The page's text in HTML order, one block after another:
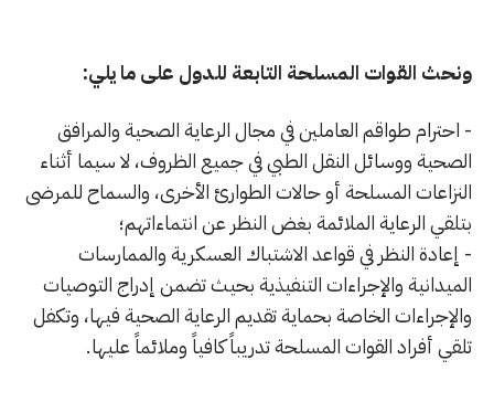
ونحث القوات المسلحة التابعة للدول على ما يلي:
- احترام طواقم العاملين في مجال الرعاية الصحية والمرافق
الصحية ووسائل النقل الطبي في جميع الظروف، لا سيما أثناء
النزاعات المسلحة أو حالات الطوارئ الأخرى، والسماح للمرضى
بتلقي الرعاية الملائمة بغض النظر عن انتماءاتهم؛
- إعادة النظر في قواعد الاشتباك العسكرية والممارسات
الميدانية والإجراءات التنفيذية بحيث تضمن إدراج التوصيات
والإجراءات الخاصة بحماية تقديم الرعاية الصحية فيها، وتكفل
تلقي أفراد القوات المسلحة تدريباً كافياً وملائماً عليها.